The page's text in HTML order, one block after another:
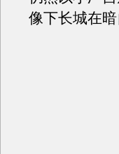
像下长城在暗